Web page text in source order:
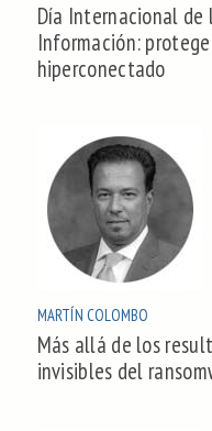
Día Internacional de
Información:
hiperconectado
MARTÍN COLOMBO
Más allá de los
invisibles del